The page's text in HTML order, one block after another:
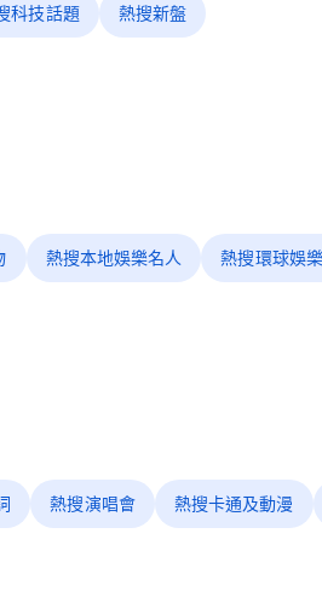
科技話題 熱搜新盤
熱搜本地娛樂名人 熱搜環球娛
熱搜演唱會 熱搜卡通及動漫